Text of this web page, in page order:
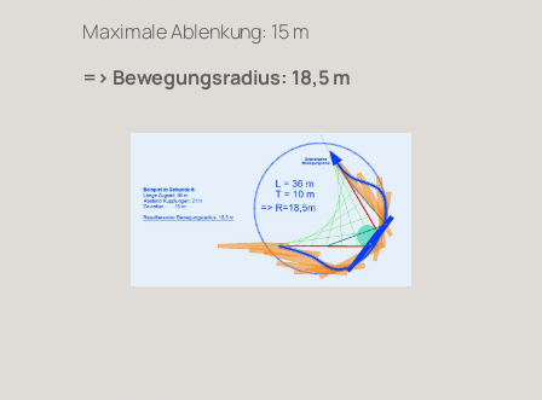
Maximale Ablenkung: 15 m
=> Bewegungsradius: 18,5 m